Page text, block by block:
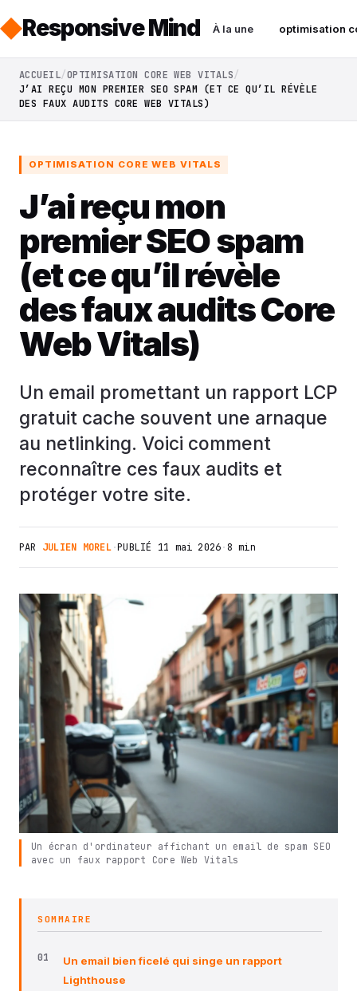
Responsive Mind À la une optimisation
ACCUEIL OPTIMISATION CORE WEB VITALS
J’AI REÇU MON PREMIER SEO SPAM (ET CE QU’IL RÉVÈLE
DES FAUX AUDITS CORE WEB VITALS)
OPTIMISATION CORE WEB VITALS
J’ai reçu mon
premier SEO spam
(et ce qu’il révèle
des faux audits Core
Web Vitals)
Un email promettant un rapport LCP
gratuit cache souvent une arnaque
au netlinking. Voici comment
reconnaître ces faux audits et
protéger votre site.
PAR JULIEN MOREL·PUBLIÉ 11 mai 2026· 8 min
Un écran d'ordinateur affichant un email de spam SEO
avec un faux rapport Core Web Vitals
SOMMAIRE
Un email bien ficelé qui singe un rapport
Lighthouse